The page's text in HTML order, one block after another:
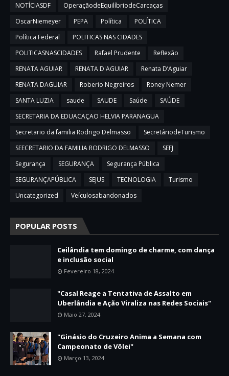
NOTÍCIASDF
OperaçãodeEquilíbriodeCarcaças
OscarNiemeyer
PEPA Política
POLÍTICA
Política Federal
POLITICAS NAS CIDADES
POLITICASNASCIDADES
Rafael Prudente
Reflexão
RENATA AGUIAR
RENATA D'AGUIAR
Renata D’Aguiar
RENATA DAGUIAR
Roberio Negreiros
Roney Nemer
SANTA LUZIA
saude SAUDE Saúde
SAÚDE
SECRETARIA DA EDUACAÇAO HELVIA PARANAGUA
Secretario da familia Rodrigo Delmasso
SecretáriodeTurismo
SEECRETARIO DA FAMILIA RODRIGO DELMASSO
SEFJ
Segurança
SEGURANÇA
Segurança Pública
SEGURANÇAPÚBLICA
SEJUS TECNOLOGIA
Turismo
Uncategorized
Veículosabandonados
POPULAR POSTS
Ceilândia tem domingo de charme, com dança
e inclusão social
Fevereiro 18, 2024
"Casal Reage a Tentativa de Assalto em
Uberlândia e Ação Viraliza nas Redes Sociais"
Maio 27, 2024
"Ginásio do Cruzeiro Anima a Semana com
Campeonato de Vôlei"
Março 13, 2024